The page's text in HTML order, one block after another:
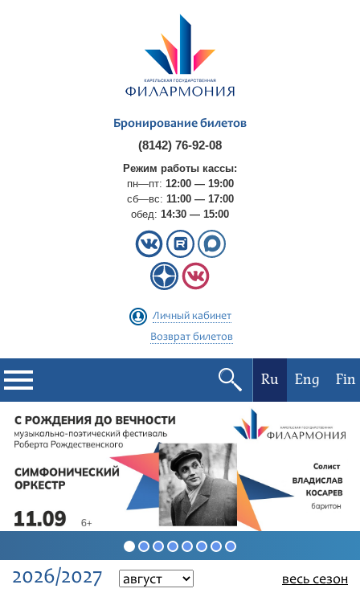
Бронирование билетов
(8142) 76-92-08
Режим работы кассы:
пн—пт: 12:00 — 19:00
сб—вс: 11:00 — 17:00
обед: 14:30 — 15:00
Личный кабинет
Возврат билетов
Филармония
Афиша
Фестивали
Ru Eng Fin
2026/2027 весь сезон